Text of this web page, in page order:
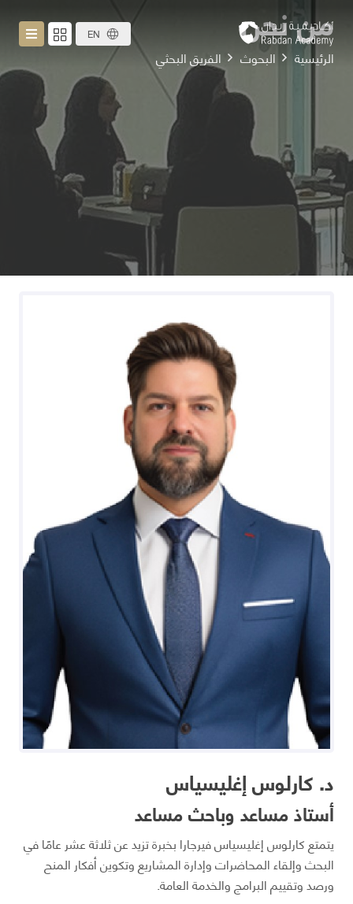
EN من نحن
الرئيسية البحوث الفريق البحثي
د. كارلوس إغليسياس
أستاذ مساعد وباحث مساعد
يتمتع كارلوس إغليسياس فيرجارا بخبرة تزيد عن ثلاثة عشر عامًا في
البحث وإلقاء المحاضرات وإدارة المشاريع وتكوين أفكار المنح
ورصد وتقييم البرامج والخدمة العامة.